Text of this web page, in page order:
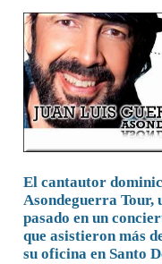
El cantautor
Asondeguerra Tour,
pasado en un
que asistieron más
su oficina en Santo